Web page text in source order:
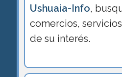
Ushuaia-Info,
comercios,
de su interés.